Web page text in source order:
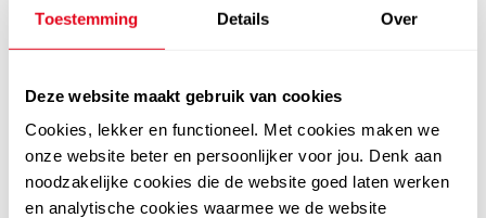
Toestemming Details Over
Deze website maakt gebruik van cookies
Cookies, lekker en functioneel. Met cookies maken we
onze website beter en persoonlijker voor jou. Denk aan
noodzakelijke cookies die de website goed laten werken
en analytische cookies waarmee we de website